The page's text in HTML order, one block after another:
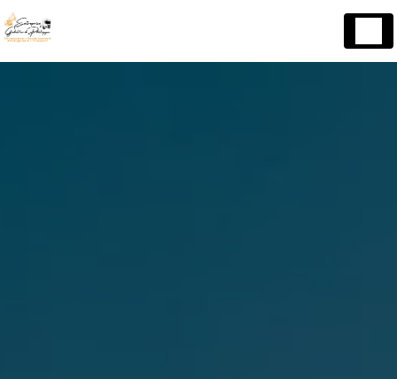
Panneau de gestion des cookies